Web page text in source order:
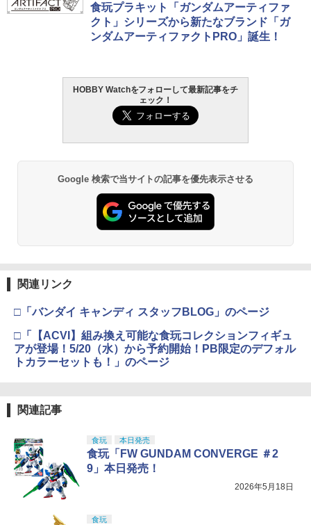
食玩プラキット「ガンダムアーティファ
クト」シリーズから新たなブランド「ガ
ンダムアーティファクトPRO」誕生！
HOBBY Watchをフォローして最新記事をチ
ェック！
Google 検索で当サイトの記事を優先表示させる
関連リンク
□「バンダイ キャンディ スタッフBLOG」のページ
□「【ACVI】組み換え可能な食玩コレクションフィギュ
アが登場！5/20（水）から予約開始！PB限定のデフォル
トカラーセットも！」のページ
関連記事
食玩 本日発売
食玩「FW GUNDAM CONVERGE ＃2
9」本日発売！
2026年5月18日
食玩